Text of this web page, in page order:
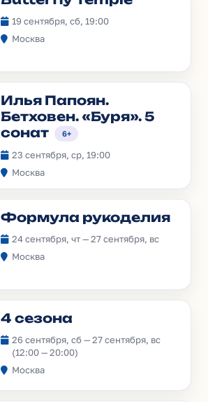
19 сентября, сб, 19:00
Москва
Илья Папоян.
Бетховен. «Буря». 5
сонат
6+
23 сентября, ср, 19:00
Москва
Формула рукоделия
24 сентября, чт — 27 сентября, вс
Москва
4 сезона
26 сентября, сб — 27 сентября, вс
(12:00 — 20:00)
Москва